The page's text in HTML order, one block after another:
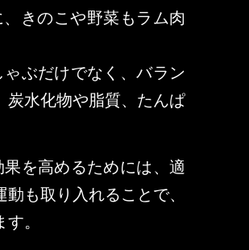
きのこや野菜もラム肉
ゃぶだけでなく、バラン
炭水化物や脂質、たんぱ
果を高めるためには、適
も取り入れることで、
。